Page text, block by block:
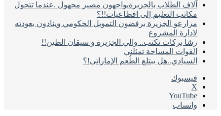
آلاف الطلاب بالجزيرةيواجهون مصير مجهول .عندما تتحول
مكاتب التعليم إلى اقطاعيات!!؟
مزارعو الجزيرة برفضون التمويل الحكومي وينادون بعودته
لادارة المشروع
رشا بركات تكتب.. والي الجزيرة و سيقان الطين!!
القوات المساحة تمثلني
السيادي..هل يبتلع الطُعم الإماراتي!؟
فيسبوك
‫X
‫YouTube
واتساب